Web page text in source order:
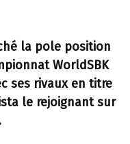
la pole position
WorldSBK
ses rivaux en titre
le rejoignant sur